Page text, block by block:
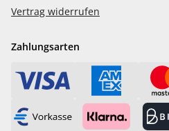
Vertrag widerrufen
Zahlungsarten